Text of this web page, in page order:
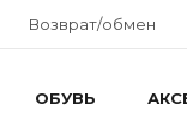
Возврат/обмен
ОБУВЬ